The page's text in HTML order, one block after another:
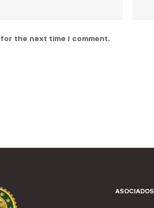
the next time I comment.